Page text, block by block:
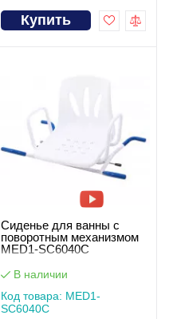
Купить
Сиденье для ванны с
поворотным механизмом
MED1-SC6040C
В наличии
Код товара: MED1-
SC6040C